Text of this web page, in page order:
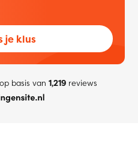
je klus
basis van 1,219reviews